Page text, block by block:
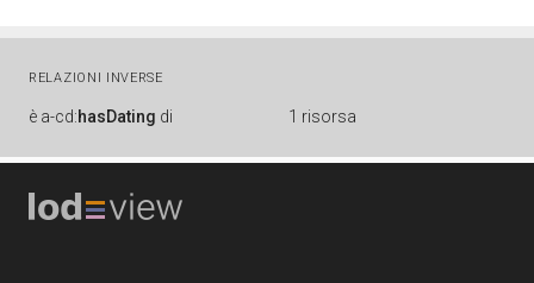
RELAZIONI INVERSE
è a-cd:hasDating di 1 risorsa